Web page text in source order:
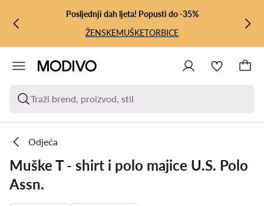
PRIJEĐI NA GLAVNI SADRŽAJ
PRIJEĐI NA PRETRAŽIVANJE
Posljednji dah ljeta! Popusti do -35%
ŽENSKEMUŠKETORBICE
Traži brend, proizvod, stil
Odjeća
Muške T - shirt i polo majice U.S. Polo
Assn.